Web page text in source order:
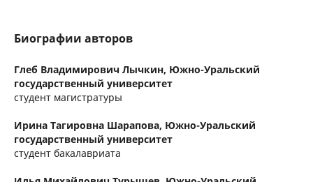
Биографии авторов
Глеб Владимирович Лычкин, Южно-Уральский
государственный университет
студент магистратуры
Ирина Тагировна Шарапова, Южно-Уральский
государственный университет
студент бакалавриата